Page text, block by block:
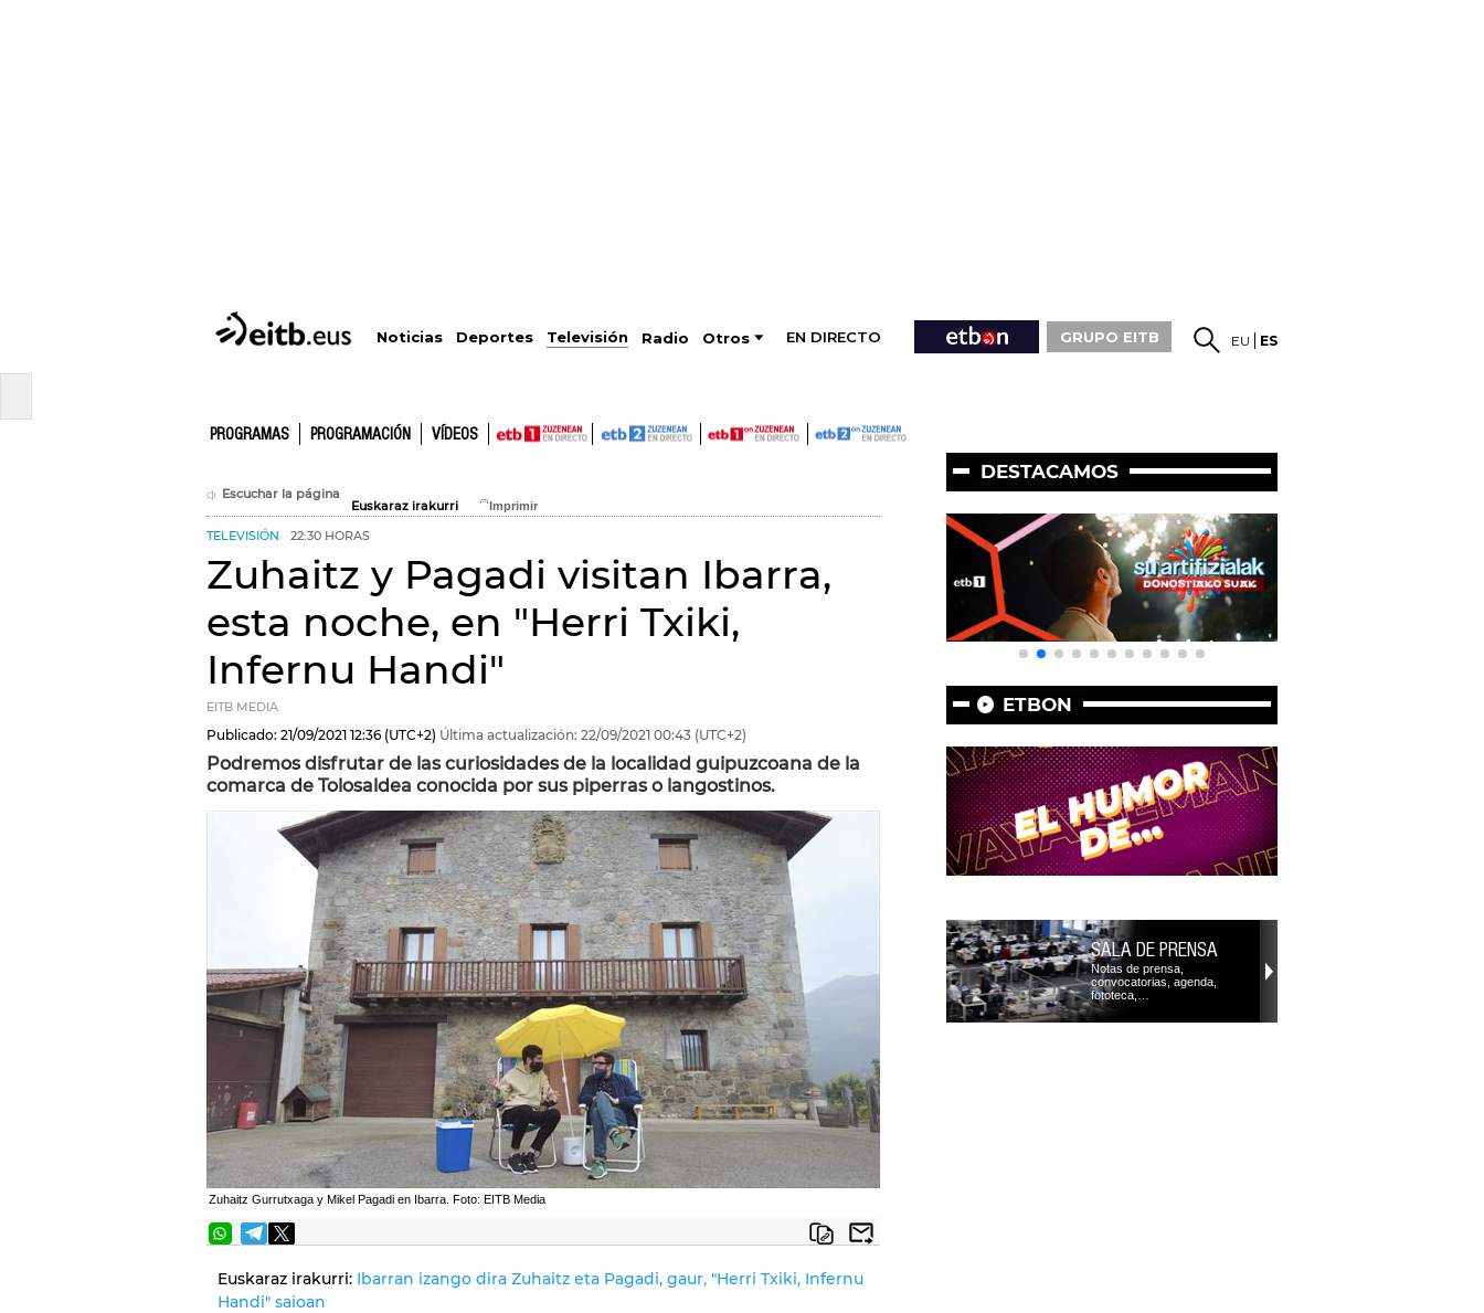
Noticias Deportes Televisión Radio Otros EN DIRECTO GRUPO EITB EU ES
PROGRAMAS PROGRAMACIÓN VÍDEOS
Escuchar la página
Euskaraz irakurri
TELEVISIÓN 22:30 HORAS
Zuhaitz y Pagadi visitan Ibarra,
esta noche, en "Herri Txiki,
Infernu Handi"
EITB MEDIA
Publicado: 21/09/2021 12:36 (UTC+2) Última actualización: 22/09/2021 00:43 (UTC+2)
Podremos disfrutar de las curiosidades de la localidad guipuzcoana de la
comarca de Tolosaldea conocida por sus piperras o langostinos.
Zuhaitz Gurrutxaga y Mikel Pagadi en Ibarra. Foto: EITB Media
Euskaraz irakurri: Ibarran izango dira Zuhaitz eta Pagadi, gaur, "Herri Txiki, Infernu
Handi" saioan
DESTACAMOS
ETBON
SALA DE PRENSA
Notas de prensa,
convocatorias, agenda,
fototeca,…